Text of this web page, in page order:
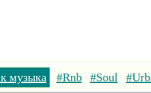
музыка #Rnb #Soul